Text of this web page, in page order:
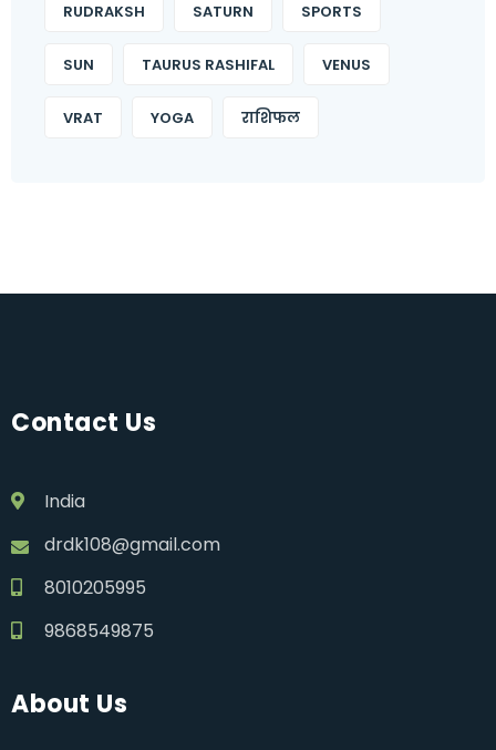
RUDRAKSH SATURN SPORTS
SUN TAURUS RASHIFAL VENUS
VRAT YOGA राशिफल
Contact Us
India
drdk108@gmail.com
8010205995
9868549875
About Us